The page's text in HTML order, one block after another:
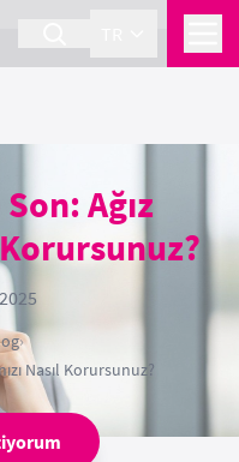
Ağız
Korursunuz?
›
Nasıl Korursunuz?